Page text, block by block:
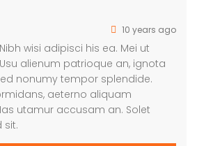
10 years ago
wisi adipisci his ea. Mei ut
alienum patrioque an, ignota
nonumy tempor splendide.
aeterno aliquam
utamur accusam an. Solet
sit.